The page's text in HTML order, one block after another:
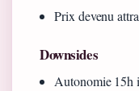
Prix devenu
Downsides
Autonomie 15h